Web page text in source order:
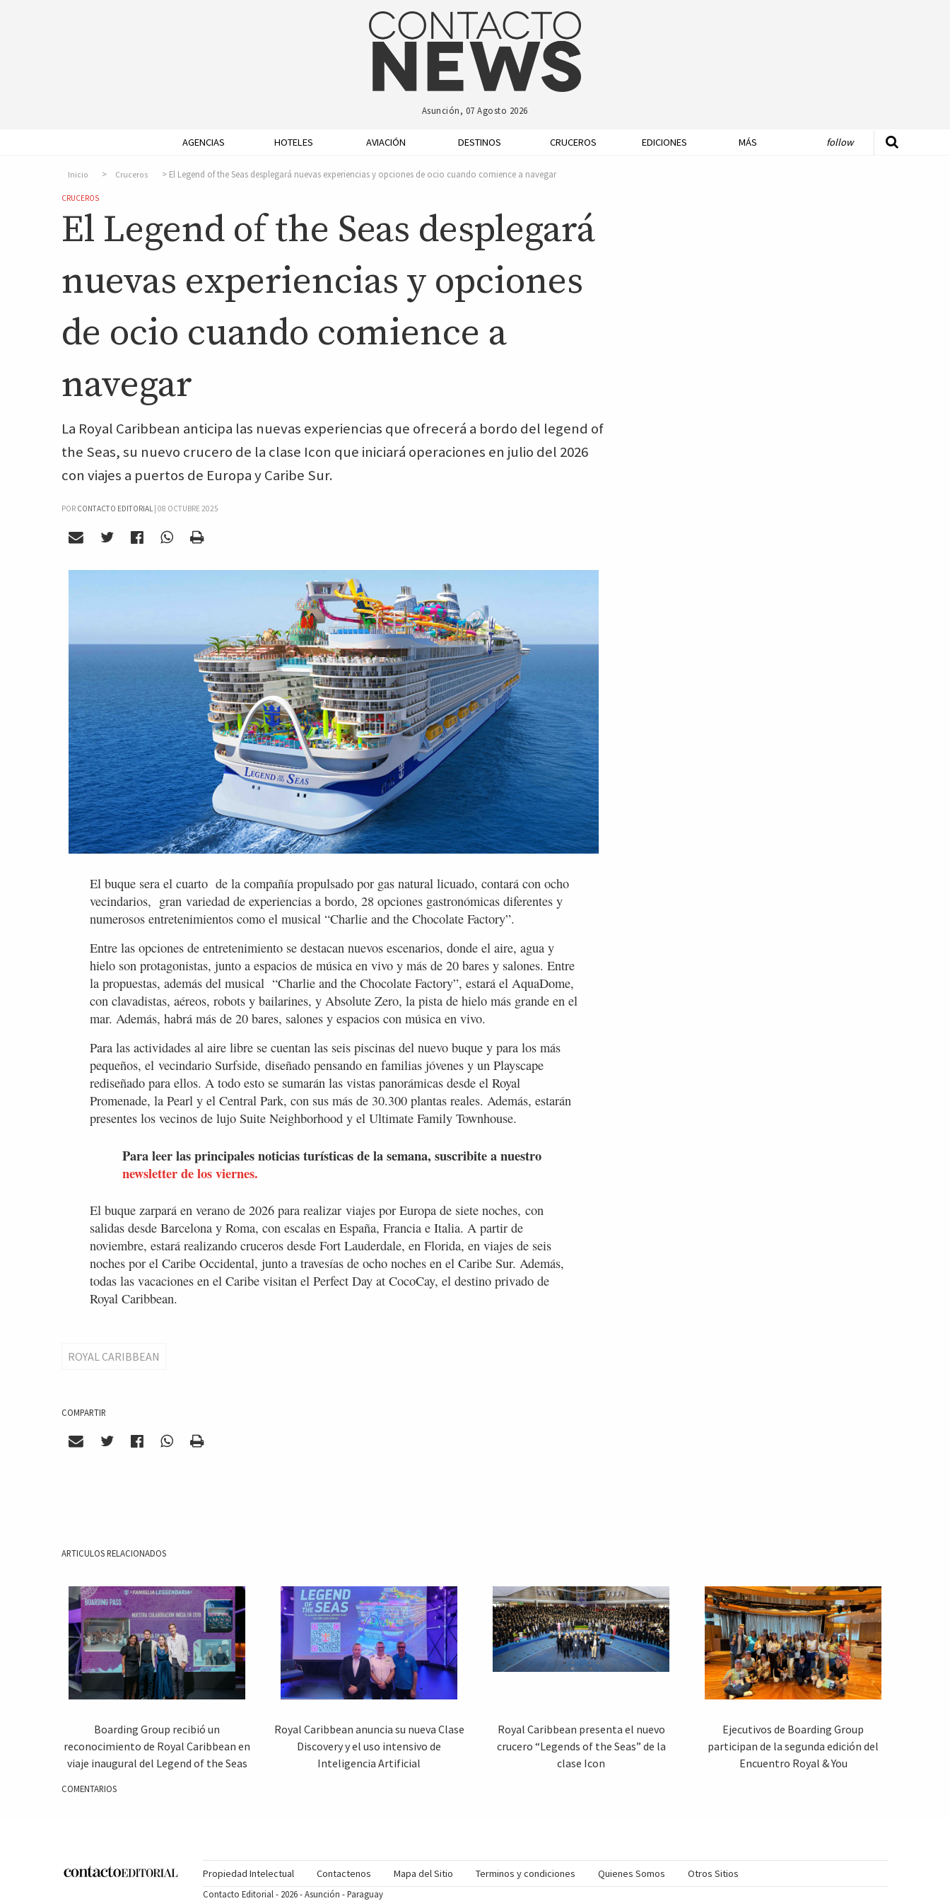
Asunción, 07 Agosto 2026
AGENCIAS HOTELES AVIACIÓN DESTINOS CRUCEROS EDICIONES MÁS follow
Inicio Cruceros El Legend of the Seas desplegará nuevas experiencias y opciones de ocio cuando comience a navegar
CRUCEROS
El Legend of the Seas desplegará
nuevas experiencias y opciones
de ocio cuando comience a
navegar
La Royal Caribbean anticipa las nuevas experiencias que ofrecerá a bordo del legend of
the Seas, su nuevo crucero de la clase Icon que iniciará operaciones en julio del 2026
con viajes a puertos de Europa y Caribe Sur.
POR CONTACTO EDITORIAL | 08 OCTUBRE 2025
El buque sera el cuarto de la compañía propulsado por gas natural licuado, contará con ocho
vecindarios, gran variedad de experiencias a bordo, 28 opciones gastronómicas diferentes y
numerosos entretenimientos como el musical “Charlie and the Chocolate Factory”.
Entre las opciones de entretenimiento se destacan nuevos escenarios, donde el aire, agua y
hielo son protagonistas, junto a espacios de música en vivo y más de 20 bares y salones. Entre
la propuestas, además del musical “Charlie and the Chocolate Factory”, estará el AquaDome,
con clavadistas, aéreos, robots y bailarines, y Absolute Zero, la pista de hielo más grande en el
mar. Además, habrá más de 20 bares, salones y espacios con música en vivo.
Para las actividades al aire libre se cuentan las seis piscinas del nuevo buque y para los más
pequeños, el vecindario Surfside, diseñado pensando en familias jóvenes y un Playscape
rediseñado para ellos. A todo esto se sumarán las vistas panorámicas desde el Royal
Promenade, la Pearl y el Central Park, con sus más de 30.300 plantas reales. Además, estarán
presentes los vecinos de lujo Suite Neighborhood y el Ultimate Family Townhouse.
Para leer las principales noticias turísticas de la semana, suscribite a nuestro
newsletter de los viernes.
El buque zarpará en verano de 2026 para realizar viajes por Europa de siete noches, con
salidas desde Barcelona y Roma, con escalas en España, Francia e Italia. A partir de
noviembre, estará realizando cruceros desde Fort Lauderdale, en Florida, en viajes de seis
noches por el Caribe Occidental, junto a travesías de ocho noches en el Caribe Sur. Además,
todas las vacaciones en el Caribe visitan el Perfect Day at CocoCay, el destino privado de
Royal Caribbean.
ROYAL CARIBBEAN
COMPARTIR
ARTICULOS RELACIONADOS
Boarding Group recibió un
reconocimiento de Royal Caribbean en
viaje inaugural del Legend of the Seas
Royal Caribbean anuncia su nueva Clase
Discovery y el uso intensivo de
Inteligencia Artificial
Royal Caribbean presenta el nuevo
crucero “Legends of the Seas” de la
clase Icon
Ejecutivos de Boarding Group
participan de la segunda edición del
Encuentro Royal & You
COMENTARIOS
Propiedad Intelectual Contactenos Mapa del Sitio Terminos y condiciones Quienes Somos Otros Sitios
Contacto Editorial - 2026 - Asunción - Paraguay